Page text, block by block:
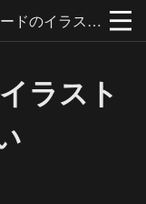
製品のEXカードのイラストが反映されていない
ラスト